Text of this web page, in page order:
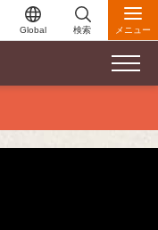
Global 検索 メニュー